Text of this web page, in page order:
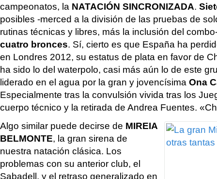
campeonatos, la NATACIÓN SINCRONIZADA.
posibles -merced a la división de las pruebas de
rutinas técnicas y libres, más la inclusión del
cuatro bronces. Sí, cierto es que España ha
en Londres 2012, su estatus de plata en favor de
ha sido lo del waterpolo, casi más aún lo de este
liderado en el agua por la gran y jovencísima Ona
Especialmente tras la convulsión vivida tras los
cuerpo técnico y la retirada de Andrea Fuentes.
Algo similar puede decirse de MIREIA
BELMONTE, la gran sirena de
nuestra natación clásica. Los
problemas con su anterior club, el
Sabadell, y el retraso generalizado en